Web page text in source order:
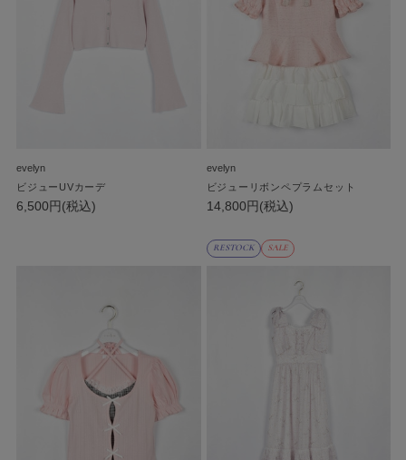
evelyn
ビジューUVカーデ
6,500円(税込)
evelyn
ビジューリボンペプラムセット
14,800円(税込)
RESTOCK SALE